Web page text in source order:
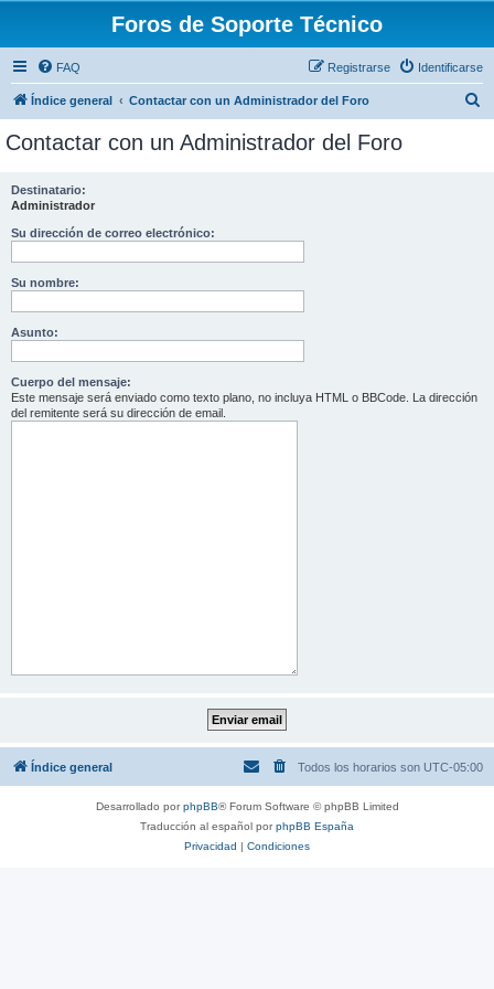
Foros de Soporte Técnico
FAQ Identificarse
Registrarse
Índice general Contactar con un Administrador del Foro
Contactar con un Administrador del Foro
Destinatario:
Administrador
Su dirección de correo electrónico:
Su nombre:
Asunto:
Cuerpo del mensaje:
Este mensaje será enviado como texto plano, no incluya HTML o BBCode. La dirección
del remitente será su dirección de email.
Índice general Todos los horarios son UTC-05:00
Desarrollado porphpBB® Forum Software © phpBB Limited
Traducción al español porphpBB España
Privacidad | Condiciones